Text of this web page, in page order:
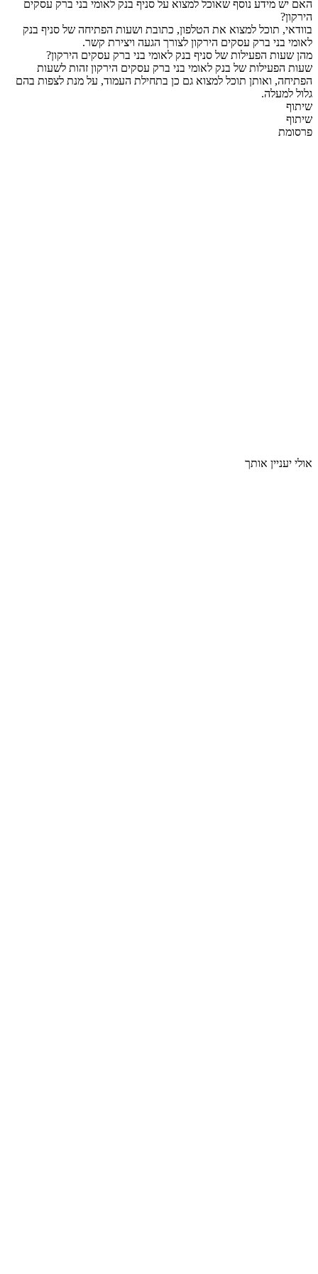
האם יש מידע נוסף שאוכל למצוא על סניף בנק לאומי בני ברק עסקים
הירקון?
בוודאי, תוכל למצוא את הטלפון, כתובת ושעות הפתיחה של סניף בנק
לאומי בני ברק עסקים הירקון לצורך הגעה ויצירת קשר.
מהן שעות הפעילות של סניף בנק לאומי בני ברק עסקים הירקון?
שעות הפעילות של בנק לאומי בני ברק עסקים הירקון זהות לשעות
הפתיחה, ואותן תוכל למצוא גם כן בתחילת העמוד, על מנת לצפות בהם
גלול למעלה.
שיתוף
שיתוף
פרסומת
אולי יעניין אותך